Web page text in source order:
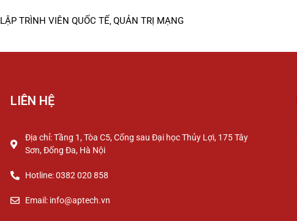
LẬP TRÌNH VIÊN QUỐC TẾ, QUẢN TRỊ MẠNG
LIÊN HỆ
Địa chỉ: Tầng 1, Tòa C5, Cổng sau Đại học Thủy Lợi, 175 Tây
Sơn, Đống Đa, Hà Nội
Hotline: 0382 020 858
Email: info@aptech.vn